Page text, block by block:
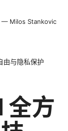
— Milos Stankovic
由与隐私保护
全方